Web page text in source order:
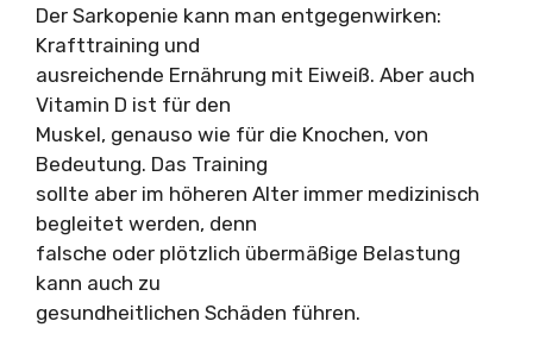
Der Sarkopenie kann man entgegenwirken:
Krafttraining und
ausreichende Ernährung mit Eiweiß. Aber auch
Vitamin D ist für den
Muskel, genauso wie für die Knochen, von
Bedeutung. Das Training
sollte aber im höheren Alter immer medizinisch
begleitet werden, denn
falsche oder plötzlich übermäßige Belastung
kann auch zu
gesundheitlichen Schäden führen.